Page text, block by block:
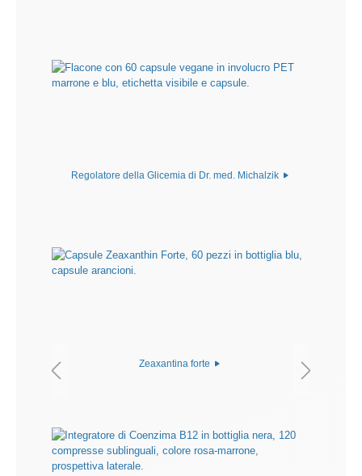
Regolatore della Glicemia di Dr. med. Michalzik
Zeaxantina forte